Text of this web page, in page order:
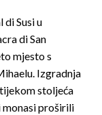
Susi u
di San
mjesto s
Izgradnja
stoljeća
monasi proširili